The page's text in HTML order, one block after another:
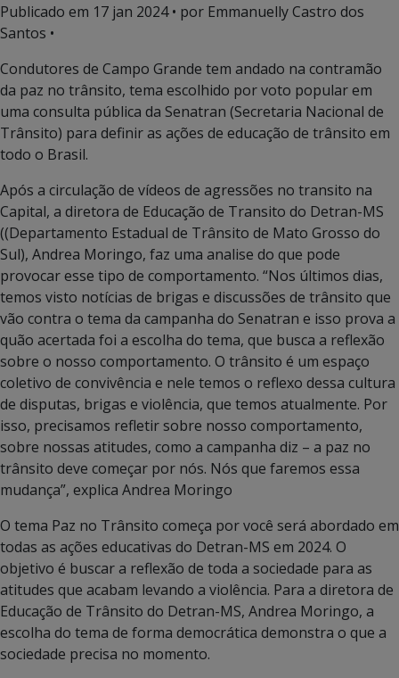
Publicado em 17 jan 2024• por Emmanuelly Castro dos
Santos •
Condutores de Campo Grande tem andado na contramão
da paz no trânsito, tema escolhido por voto popular em
uma consulta pública da Senatran (Secretaria Nacional de
Trânsito) para definir as ações de educação de trânsito em
todo o Brasil.
Após a circulação de vídeos de agressões no transito na
Capital, a diretora de Educação de Transito do Detran-MS
((Departamento Estadual de Trânsito de Mato Grosso do
Sul), Andrea Moringo, faz uma analise do que pode
provocar esse tipo de comportamento. “Nos últimos dias,
temos visto notícias de brigas e discussões de trânsito que
vão contra o tema da campanha do Senatran e isso prova a
quão acertada foi a escolha do tema, que busca a reflexão
sobre o nosso comportamento. O trânsito é um espaço
coletivo de convivência e nele temos o reflexo dessa cultura
de disputas, brigas e violência, que temos atualmente. Por
isso, precisamos refletir sobre nosso comportamento,
sobre nossas atitudes, como a campanha diz – a paz no
trânsito deve começar por nós. Nós que faremos essa
mudança”, explica Andrea Moringo
O tema Paz no Trânsito começa por você será abordado em
todas as ações educativas do Detran-MS em 2024. O
objetivo é buscar a reflexão de toda a sociedade para as
atitudes que acabam levando a violência. Para a diretora de
Educação de Trânsito do Detran-MS, Andrea Moringo, a
escolha do tema de forma democrática demonstra o que a
sociedade precisa no momento.